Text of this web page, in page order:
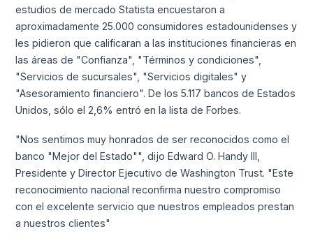
estudios de mercado Statista encuestaron a
aproximadamente 25.000 consumidores estadounidenses y
les pidieron que calificaran a las instituciones financieras en
las áreas de "Confianza", "Términos y condiciones",
"Servicios de sucursales", "Servicios digitales" y
"Asesoramiento financiero". De los 5.117 bancos de Estados
Unidos, sólo el 2,6% entró en la lista de Forbes.
"Nos sentimos muy honrados de ser reconocidos como el
banco "Mejor del Estado"", dijo Edward O. Handy III,
Presidente y Director Ejecutivo de Washington Trust. "Este
reconocimiento nacional reconfirma nuestro compromiso
con el excelente servicio que nuestros empleados prestan
a nuestros clientes"